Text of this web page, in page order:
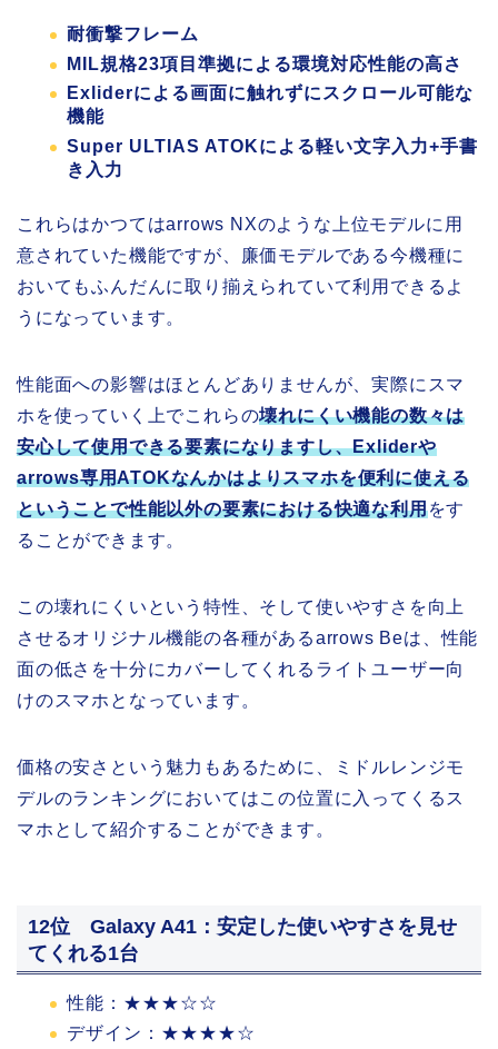
耐衝撃フレーム
MIL規格23項目準拠による環境対応性能の高さ
Exliderによる画面に触れずにスクロール可能な
機能
Super ULTIAS ATOKによる軽い文字入力+手書
き入力
これらはかつてはarrows NXのような上位モデルに用
意されていた機能ですが、廉価モデルである今機種に
おいてもふんだんに取り揃えられていて利用できるよ
うになっています。
性能面への影響はほとんどありませんが、実際にスマ
ホを使っていく上でこれらの壊れにくい機能の数々は
安心して使用できる要素になりますし、Exliderや
arrows専用ATOKなんかはよりスマホを便利に使える
ということで性能以外の要素における快適な利用をす
ることができます。
この壊れにくいという特性、そして使いやすさを向上
させるオリジナル機能の各種があるarrows Beは、性能
面の低さを十分にカバーしてくれるライトユーザー向
けのスマホとなっています。
価格の安さという魅力もあるために、ミドルレンジモ
デルのランキングにおいてはこの位置に入ってくるス
マホとして紹介することができます。
12位 Galaxy A41：安定した使いやすさを見せ
てくれる1台
性能：★★★☆☆
デザイン：★★★★☆